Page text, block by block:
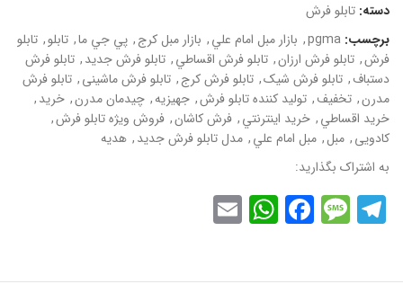
دسته: تابلو فرش
برچسب: pgma
, بازار مبل امام علي, بازار مبل کرج, پي جي ما, تابلو, تابلو
فرش, تابلو فرش ارزان, تابلو فرش اقساطي, تابلو فرش جديد, تابلو فرش
دستباف, تابلو فرش شيک, تابلو فرش کرج, تابلو فرش ماشینی, تابلو فرش
مدرن, تخفيف, تولید کننده تابلو فرش, جهیزیه, چيدمان مدرن, خريد,
خريد اقساطي, خريد اينترنتي, فرش کاشان, فروش ويژه تابلو فرش,
کادویی, مبل, مبل امام علي, مدل تابلو فرش جديد, هدیه
به اشتراک بگذارید:
Telegram
Message
Facebook
WhatsApp